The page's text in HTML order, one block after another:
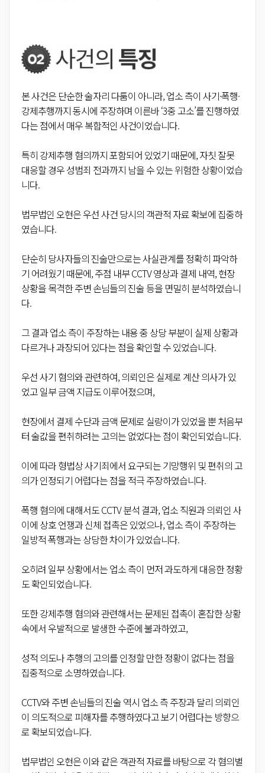
본 사건은 단순한 술자리 다툼이 아니라, 업소 측이 사기·폭행·
강제추행까지 동시에 주장하며 이른바 ‘3중 고소’를 진행하였
다는 점에서 매우 복합적인 사건이었습니다.
특히 강제추행 혐의까지 포함되어 있었기 때문에, 자칫 잘못
대응할 경우 성범죄 전과까지 남을 수 있는 위험한 상황이었습
니다.
법무법인 오현은 우선 사건 당시의 객관적 자료 확보에 집중하
였습니다.
단순히 당사자들의 진술만으로는 사실관계를 정확히 파악하
기 어려웠기 때문에, 주점 내부 CCTV 영상과 결제 내역, 현장
상황을 목격한 주변 손님들의 진술 등을 면밀히 분석하였습니
다.
그 결과 업소 측이 주장하는 내용 중 상당 부분이 실제 상황과
다르거나 과장되어 있다는 점을 확인할 수 있었습니다.
우선 사기 혐의와 관련하여, 의뢰인은 실제로 계산 의사가 있
었고 일부 금액 지급도 이루어졌으며,
현장에서 결제 수단과 금액 문제로 실랑이가 있었을 뿐 처음부
터 술값을 편취하려는 고의는 없었다는 점이 확인되었습니다.
이에 따라 형법상 사기죄에서 요구되는 기망행위 및 편취의 고
의가 인정되기 어렵다는 점을 적극 주장하였습니다.
폭행 혐의에 대해서도 CCTV 분석 결과, 업소 직원과 의뢰인 사
이에 상호 언쟁과 신체 접촉은 있었으나, 업소 측이 주장하는
일방적 폭행과는 상당한 차이가 있었습니다.
오히려 일부 상황에서는 업소 측이 먼저 과도하게 대응한 정황
도 확인되었습니다.
또한 강제추행 혐의와 관련해서는 문제된 접촉이 혼잡한 상황
속에서 우발적으로 발생한 수준에 불과하였고,
성적 의도나 추행의 고의를 인정할 만한 정황이 없다는 점을
집중적으로 소명하였습니다.
CCTV와 주변 손님들의 진술 역시 업소 측 주장과 달리 의뢰인
이 의도적으로 피해자를 추행하였다고 보기 어렵다는 방향으
로 확보되었습니다.
법무법인 오현은 이와 같은 객관적 자료를 바탕으로 각 혐의별